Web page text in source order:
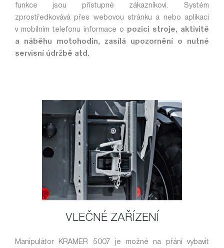
funkce jsou přístupné zákazníkovi. Systém
zprostředkovává přes webovou stránku a nebo aplikaci
v mobilním telefonu informace o pozici stroje, aktivitě
a náběhu motohodin, zasílá upozornění o nutné
servisní údržbě atd.
VLEČNÉ ZAŘÍZENÍ
Manipulátor KRAMER 5007 je možné na přání vybavit